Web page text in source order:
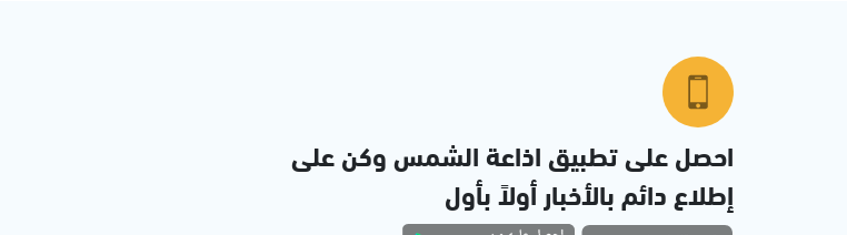
احصل على تطبيق اذاعة الشمس وكن على
إطلاع دائم بالأخبار أولاً بأول